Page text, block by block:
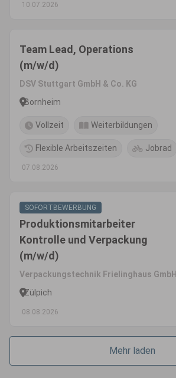
10.07.2026
Team Lead, Operations
(m/w/d)
DSV Stuttgart GmbH & Co. KG
Bornheim
Vollzeit Weiterbildungen
Flexible Arbeitszeiten Jobrad
07.08.2026
SOFORTBEWERBUNG
Produktionsmitarbeiter
Kontrolle und Verpackung
(m/w/d)
Verpackungstechnik Frielinghaus GmbH
Zülpich
08.08.2026
Mehr laden